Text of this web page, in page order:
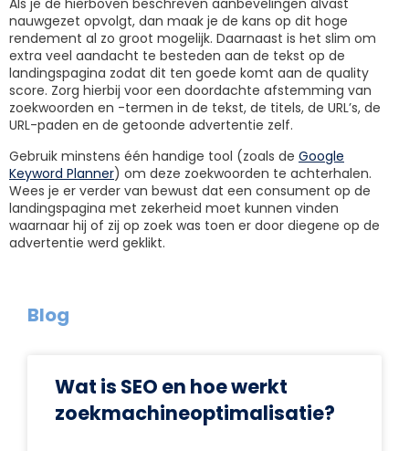
nauwgezet opvolgt, dan maak je de kans op dit hoge
rendement al zo groot mogelijk. Daarnaast is het slim om
extra veel aandacht te besteden aan de tekst op de
landingspagina zodat dit ten goede komt aan de quality
score. Zorg hierbij voor een doordachte afstemming van
zoekwoorden en -termen in de tekst, de titels, de URL’s, de
URL-paden en de getoonde advertentie zelf.
Gebruik minstens één handige tool (zoals de Google
Keyword Planner) om deze zoekwoorden te achterhalen.
Wees je er verder van bewust dat een consument op de
landingspagina met zekerheid moet kunnen vinden
waarnaar hij of zij op zoek was toen er door diegene op de
advertentie werd geklikt.
Blog
Wat is SEO en hoe werkt
zoekmachineoptimalisatie?